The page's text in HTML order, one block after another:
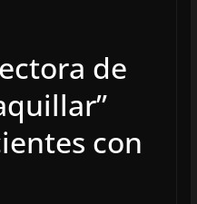
de
con